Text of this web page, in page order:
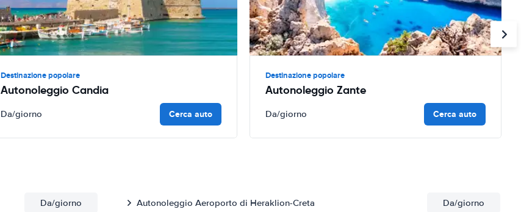
Destinazione popolare
Autonoleggio Candia
Da/giorno Cerca auto
Destinazione popolare
Autonoleggio Zante
Da/giorno Cerca auto
Da/giorno Autonoleggio Aeroporto di Heraklion-Creta Da/giorno